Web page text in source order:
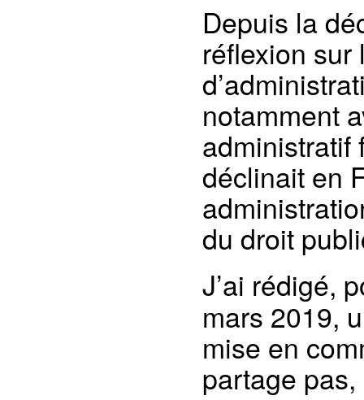
Depuis la
réflexion sur
notamment
administratif
déclinait en
du droit
J’ai rédigé,
mars 2019,
mise en
partage